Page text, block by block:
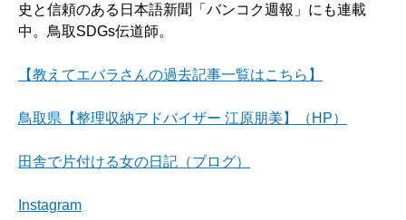
史と信頼のある日本語新聞「バンコク週報」にも連載
中。鳥取SDGs伝道師。
【教えてエバラさんの過去記事一覧はこちら】
鳥取県【整理収納アドバイザー 江原朋美】（HP）
田舎で片付ける女の日記（ブログ）
Instagram